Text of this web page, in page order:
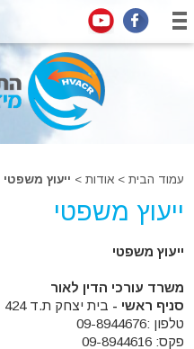
עמוד הבית >אודות > ייעוץ משפטי
ייעוץ משפטי
ייעוץ משפטי
משרד עורכי הדין לאור
סניף ראשי - בית יצחק ת.ד 424
טלפון :09-8944676
פקס: 09-8944616